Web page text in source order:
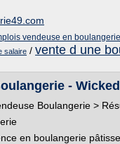
vendeuse en boulangerie
salaire / vente d une
-
Boulangerie >
en boulangerie